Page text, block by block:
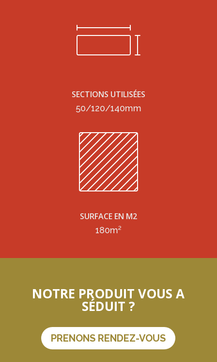
SECTIONS UTILISÉES
50/120/140mm
SURFACE EN M2
180m²
NOTRE PRODUIT VOUS A
SÉDUIT ?
PRENONS RENDEZ-VOUS